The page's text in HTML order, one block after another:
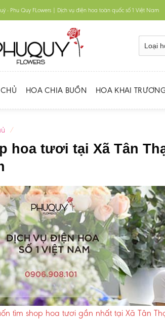
- Phu Quy FLowers | Dịch vụ điện hoa toàn quốc số 1 Việt Nam
HOA CHIA BUỒN HOA KHAI
/
hoa tươi tại Xã Tân
tìm shop hoa tươi gần nhất tại Xã Tân